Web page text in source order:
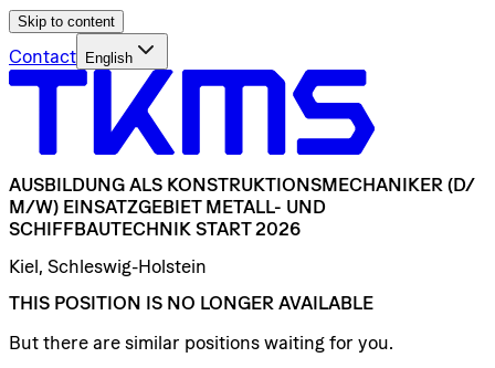
Skip to content
Contact English
AUSBILDUNG ALS KONSTRUKTIONSMECHANIKER (D/​
M/​W) EINSATZGEBIET METALL- UND
SCHIFFBAUTECHNIK START 2026
Kiel, Schleswig-Holstein
THIS POSITION IS NO LONGER AVAILABLE
But there are similar positions waiting for you.